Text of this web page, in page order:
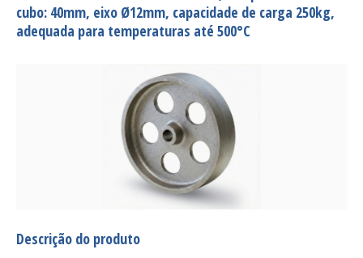
cubo: 40mm, eixo Ø12mm, capacidade de carga 250kg,
adequada para temperaturas até 500°C
Descrição do produto